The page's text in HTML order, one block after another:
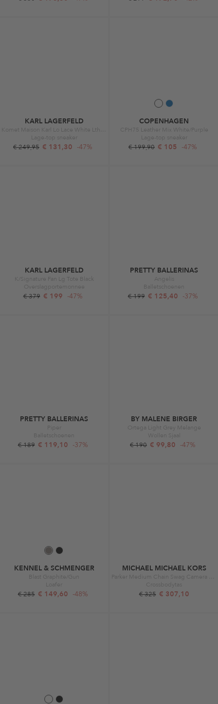
KARL LAGERFELD
Lage-top sneaker
€ 249,95 € 131,30 -47%
COPENHAGEN
CPH75 Leather Mix White/Purple
Lage-top sneaker
€ 199,90 € 105 -47%
KARL LAGERFELD
K/Signature Fan Lg Tote Black
Overslagportemonnee
€ 379 € 199 -47%
PRETTY BALLERINAS
Angelis
Balletschoenen
€ 199 € 125,40 -37%
PRETTY BALLERINAS
Piper
Balletschoenen
€ 189 € 119,10 -37%
BY MALENE BIRGER
Ortega Light Grey Melange
Wollen Sjaal
€ 190 € 99,80 -47%
KENNEL & SCHMENGER
Blast Graphite/Gun
Loafer
€ 285 € 149,60 -48%
MICHAEL MICHAEL KORS
Crossbodytas
€ 325 € 307,10